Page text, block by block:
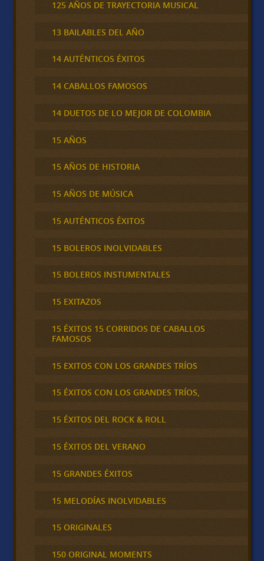
125 AÑOS DE TRAYECTORIA MUSICAL
13 BAILABLES DEL AÑO
14 AUTÉNTICOS ÉXITOS
14 CABALLOS FAMOSOS
14 DUETOS DE LO MEJOR DE COLOMBIA
15 AÑOS
15 AÑOS DE HISTORIA
15 AÑOS DE MÚSICA
15 AUTÉNTICOS ÉXITOS
15 BOLEROS INOLVIDABLES
15 BOLEROS INSTUMENTALES
15 EXITAZOS
15 ÉXITOS 15 CORRIDOS DE CABALLOS
FAMOSOS
15 EXITOS CON LOS GRANDES TRÍOS
15 ÉXITOS CON LOS GRANDES TRÍOS,
15 ÉXITOS DEL ROCK & ROLL
15 ÉXITOS DEL VERANO
15 GRANDES ÉXITOS
15 MELODÍAS INOLVIDABLES
15 ORIGINALES
150 ORIGINAL MOMENTS